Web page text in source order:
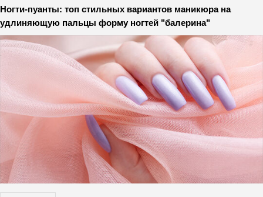
Ногти-пуанты: топ стильных вариантов маникюра на
удлиняющую пальцы форму ногтей "балерина"